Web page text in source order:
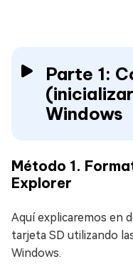
Parte 1:
Windows
Método 1.
Explorer
Aquí explicaremos en
tarjeta SD utilizando
Windows.